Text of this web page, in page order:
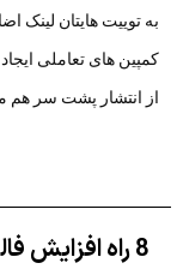
به توییت هایتان لینک
کمپین های تعاملی ایجاد
از انتشار پشت سر هم
8 راه افزایش